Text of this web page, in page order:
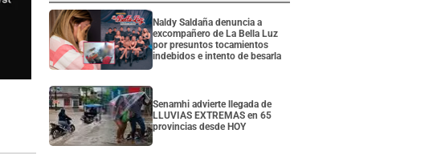
Naldy Saldaña denuncia a
excompañero de La Bella Luz
por presuntos tocamientos
indebidos e intento de besarla
Senamhi advierte llegada de
LLUVIAS EXTREMAS en 65
provincias desde HOY